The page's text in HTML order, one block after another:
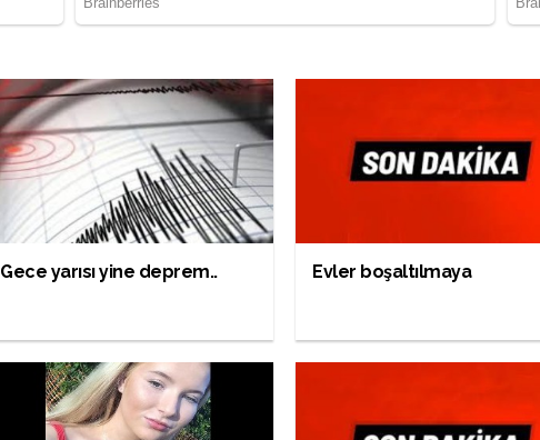
Gece yarısı yine deprem.. Evler boşaltılmaya